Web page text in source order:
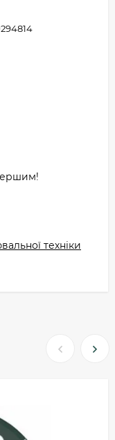
техніки